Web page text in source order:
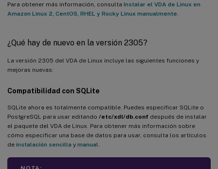
Para obtener más información, consulta Instalar el VDA de Linux en
Amazon Linux 2, CentOS, RHEL y Rocky Linux manualmente
¿Qué hay de nuevo en la versión 2305?
La versión 2305 del VDA de Linux incluye las siguientes funciones y
mejoras nuevas:
Compatibilidad con SQLite
SQLite ahora es totalmente compatible. Puedes especificar SQLite o
PostgreSQL para usar editando /etc/xdl/db.conf después de instalar
el paquete del VDA de Linux. Para obtener más información sobre
cómo especificar una base de datos para usar, consulta los artículos
de instalación sencilla y manual
Compatibilidad con la transmisión de Linux para RHEL 8.3 y
Asistencia para el enlace de canal LDAP
Asistencia para Ubuntu 20.04
Asistencia para el protocolo Rendezvous